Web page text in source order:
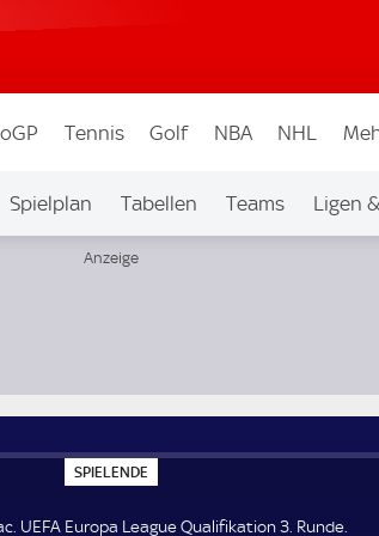
Tennis Golf NBA NHL
Spielplan Tabellen Teams Ligen
SPIELENDE
P
E
UEFA Europa League Qualifikation 3. Runde.